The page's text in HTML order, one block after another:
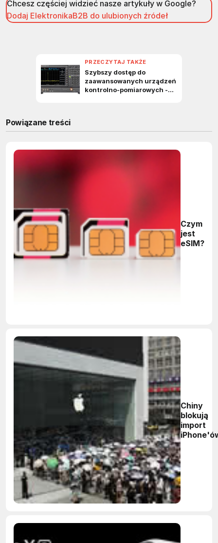
Chcesz częściej widzieć nasze artykuły w Google?
Dodaj ElektronikaB2B do ulubionych źródeł
Powiązane treści
Czym
jest
eSIM?
Chiny
blokują
import